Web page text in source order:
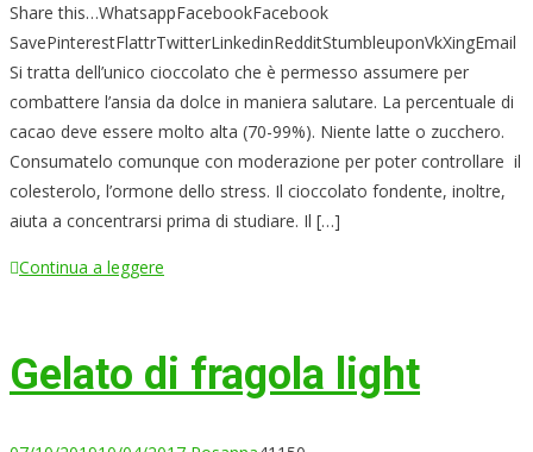
Share this…WhatsappFacebookFacebook
SavePinterestFlattrTwitterLinkedinRedditStumbleuponVkXingEmail
Si tratta dell’unico cioccolato che è permesso assumere per
combattere l’ansia da dolce in maniera salutare. La percentuale di
cacao deve essere molto alta (70-99%). Niente latte o zucchero.
Consumatelo comunque con moderazione per poter controllare il
colesterolo, l’ormone dello stress. Il cioccolato fondente, inoltre,
aiuta a concentrarsi prima di studiare. Il […]
Continua a leggere
Gelato di fragola light